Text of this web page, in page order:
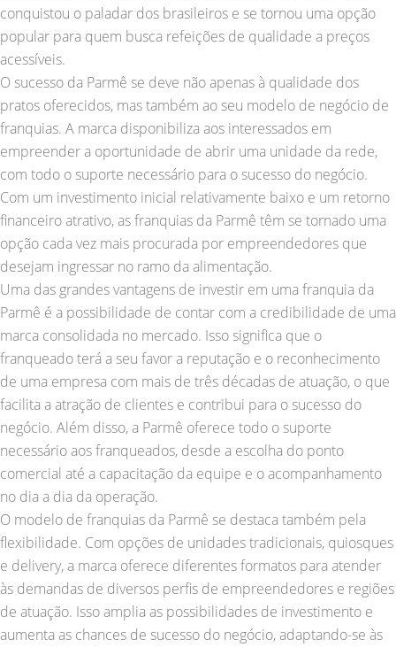
conquistou o paladar dos brasileiros e se tornou uma opção
popular para quem busca refeições de qualidade a preços
acessíveis.
O sucesso da Parmê se deve não apenas à qualidade dos
pratos oferecidos, mas também ao seu modelo de negócio de
franquias. A marca disponibiliza aos interessados em
empreender a oportunidade de abrir uma unidade da rede,
com todo o suporte necessário para o sucesso do negócio.
Com um investimento inicial relativamente baixo e um retorno
financeiro atrativo, as franquias da Parmê têm se tornado uma
opção cada vez mais procurada por empreendedores que
desejam ingressar no ramo da alimentação.
Uma das grandes vantagens de investir em uma franquia da
Parmê é a possibilidade de contar com a credibilidade de uma
marca consolidada no mercado. Isso significa que o
franqueado terá a seu favor a reputação e o reconhecimento
de uma empresa com mais de três décadas de atuação, o que
facilita a atração de clientes e contribui para o sucesso do
negócio. Além disso, a Parmê oferece todo o suporte
necessário aos franqueados, desde a escolha do ponto
comercial até a capacitação da equipe e o acompanhamento
no dia a dia da operação.
O modelo de franquias da Parmê se destaca também pela
flexibilidade. Com opções de unidades tradicionais, quiosques
e delivery, a marca oferece diferentes formatos para atender
às demandas de diversos perfis de empreendedores e regiões
de atuação. Isso amplia as possibilidades de investimento e
aumenta as chances de sucesso do negócio, adaptando-se às